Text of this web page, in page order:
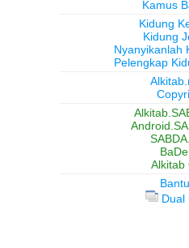
Kamus
Kidung
Kidung
Nyanyikanlah
Pelengkap
Alkitab
Dual